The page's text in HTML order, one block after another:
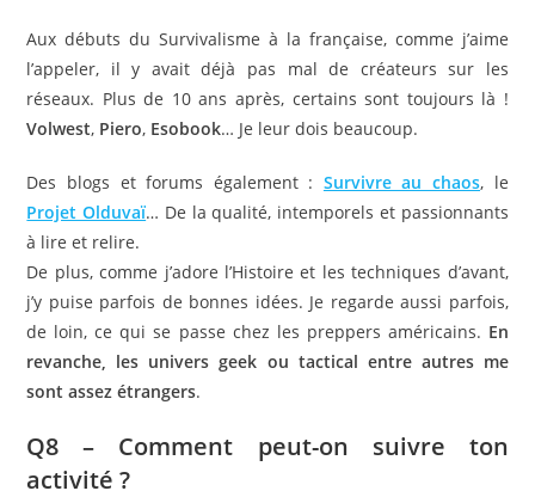
Aux débuts du Survivalisme à la française, comme j’aime
l’appeler, il y avait déjà pas mal de créateurs sur les
réseaux. Plus de 10 ans après, certains sont toujours là !
Volwest, Piero, Esobook… Je leur dois beaucoup.
Des blogs et forums également : Survivre au chaos, le
Projet Olduvaï… De la qualité, intemporels et passionnants
à lire et relire.
De plus, comme j’adore l’Histoire et les techniques d’avant,
j’y puise parfois de bonnes idées. Je regarde aussi parfois,
de loin, ce qui se passe chez les preppers américains. En
revanche, les univers geek ou tactical entre autres me
sont assez étrangers.
Q8 – Comment peut-on suivre ton
activité ?